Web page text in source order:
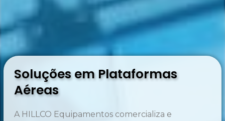
Soluções em Plataformas
Aéreas
A HILLCO Equipamentos comercializa e